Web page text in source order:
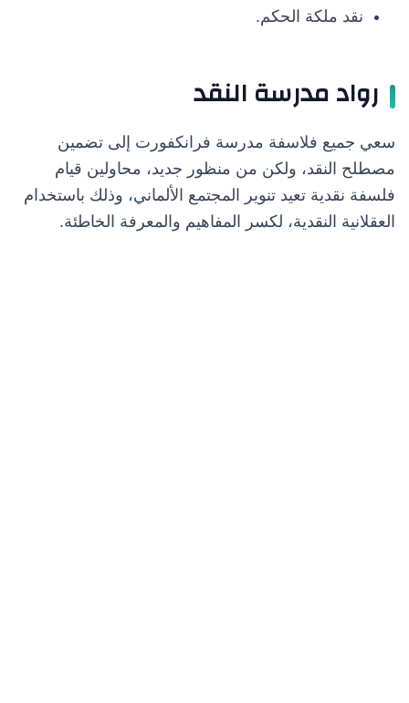
نقد ملكة الحكم.
رواد مدرسة النقد
سعي جميع فلاسفة مدرسة فرانكفورت إلى تضمين
مصطلح النقد، ولكن من منظور جديد، محاولين قيام
فلسفة نقدية تعيد تنوير المجتمع الألماني، وذلك باستخدام
العقلانية النقدية، لكسر المفاهيم والمعرفة الخاطئة.